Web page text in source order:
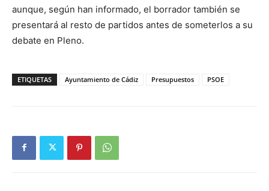
aunque, según han informado, el borrador también se
presentará al resto de partidos antes de someterlos a su
debate en Pleno.
ETIQUETAS Ayuntamiento de Cádiz Presupuestos PSOE